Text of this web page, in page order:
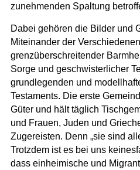
zunehmenden Spaltung
Dabei gehören die Bilder und
Miteinander der
grenzüberschreitender
Sorge und geschwisterlicher
grundlegenden und
Testaments. Die erste
Güter und hält täglich
und Frauen, Juden und
Zugereisten. Denn „sie sind
Trotzdem ist es bei uns
dass einheimische und